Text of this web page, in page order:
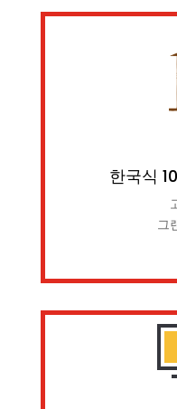
한국식
그